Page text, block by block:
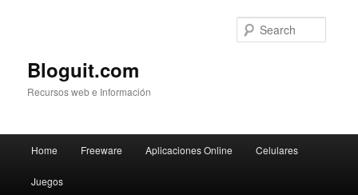
Bloguit.com
Recursos web e Información
Skip
to
Home Freeware Aplicaciones Online Celulares
Juegos